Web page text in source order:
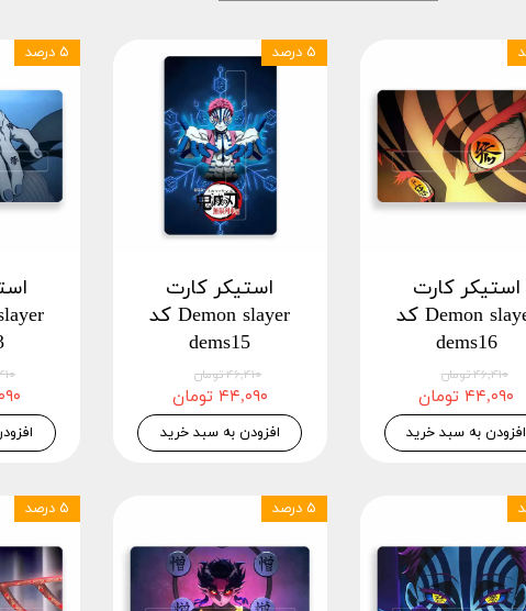
استیکر کارت
Demon slayer کد
dems16
۴۶,۴۱۰ تومان
۴۴,۰۹۰ تومان
افزودن به سبد خرید
استیکر کارت
Demon slayer کد
dems15
۴۶,۴۱۰ تومان
۴۴,۰۹۰ تومان
افزودن به سبد خرید
۵ درصد ۵ درصد
۵ درصد ۵ درصد